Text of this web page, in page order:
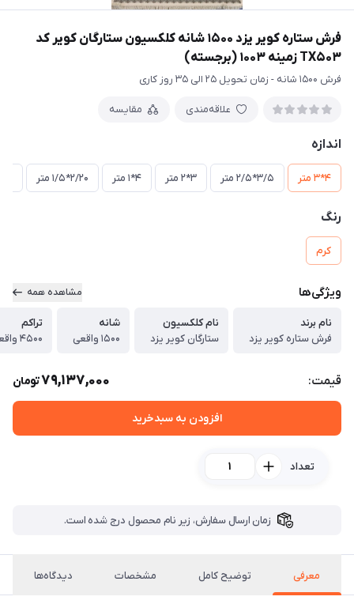
فرش ستاره کویر یزد 1500 شانه کلکسیون ستارگان کویر کد
TX503 زمینه 1003 (برجسته)
فرش 1500 شانه - زمان تحویل 25 الی 35 روز کاری
علاقه‌مندی مقایسه
اندازه
4*3 متر 3/5*2/5 متر 3*2 متر 4*1 متر 2/20*1/5 متر
رنگ
کرم
ویژگی‌ها مشاهده همه
نام برند
فرش ستاره کویر یزد
نام کلکسیون
ستارگان کویر یزد
شانه
1500 واقعی
تراکم
4500 واقعی
قیمت: 79,137,000تومان
افزودن به سبدخرید
تعداد
زمان ارسال سفارش، زیر نام محصول درج شده است.
معرفی توضیح کامل مشخصات دیدگاه‌ها